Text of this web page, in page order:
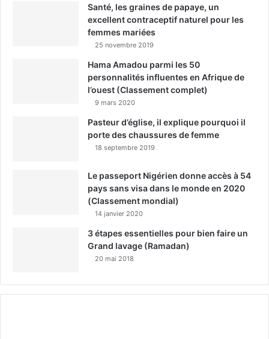
Santé, les graines de papaye, un
excellent contraceptif naturel pour les
femmes mariées
25 novembre 2019
Hama Amadou parmi les 50
personnalités influentes en Afrique de
l’ouest (Classement complet)
9 mars 2020
Pasteur d’église, il explique pourquoi il
porte des chaussures de femme
18 septembre 2019
Le passeport Nigérien donne accès à 54
pays sans visa dans le monde en 2020
(Classement mondial)
14 janvier 2020
3 étapes essentielles pour bien faire un
Grand lavage (Ramadan)
20 mai 2018